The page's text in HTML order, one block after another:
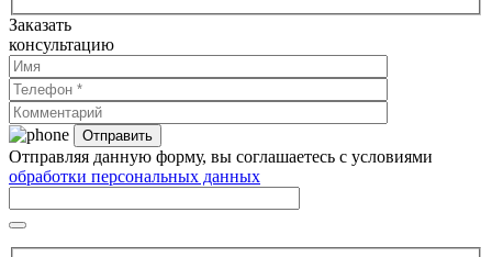
Заказать
консультацию
Отправляя данную форму, вы соглашаетесь с условиями
обработки персональных данных